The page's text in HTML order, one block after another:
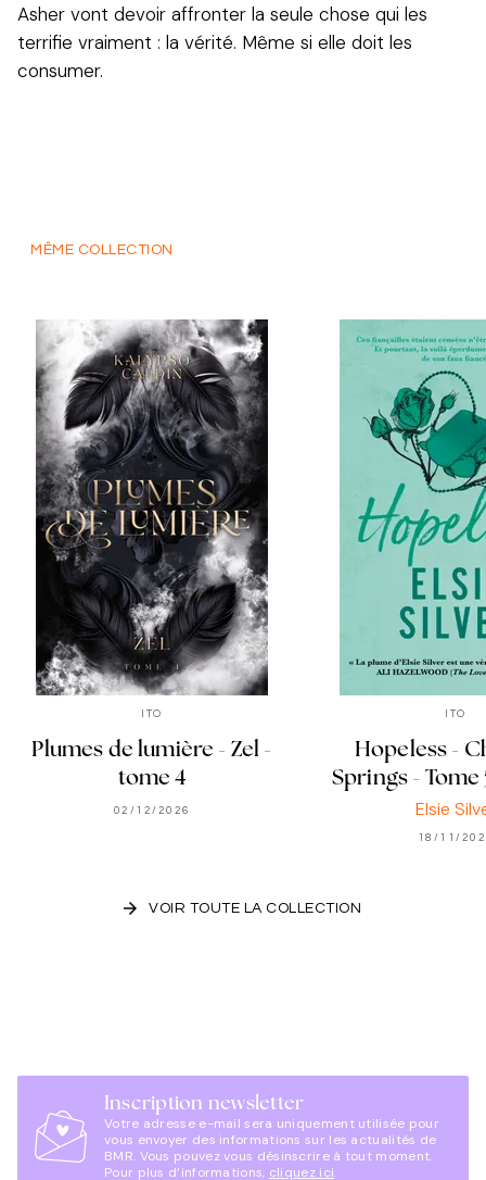
Asher vont devoir affronter la seule chose qui les
terrifie vraiment : la vérité. Même si elle doit les
consumer.
MÊME COLLECTION
ITO
Plumes de lumière - Zel -
tome 4
02/12/2026
ITO
Hopeless -
Springs -
Elsie
18/11/
arrow_forward VOIR TOUTE LA COLLECTION
Inscription newsletter
Votre adresse e-mail sera uniquement utilisée pour
vous envoyer des informations sur les actualités de
BMR. Vous pouvez vous désinscrire à tout moment.
Pour plus d’informations, cliquez ici.